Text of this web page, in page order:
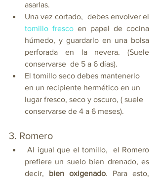
asarlas.
tomillo fresco en papel de cocina
húmedo, y guardarlo en una bolsa
perforada en la nevera. (Suele
conservarse  de 5 a 6 días).
El tomillo seco debes mantenerlo
en un recipiente hermético en un
lugar fresco, seco y oscuro, ( suele
conservarse de 4 a 6 meses).
3. Romero
Al igual que el tomillo,  el Romero
prefiere un suelo bien drenado, es
decir, bien oxigenado. Para esto,